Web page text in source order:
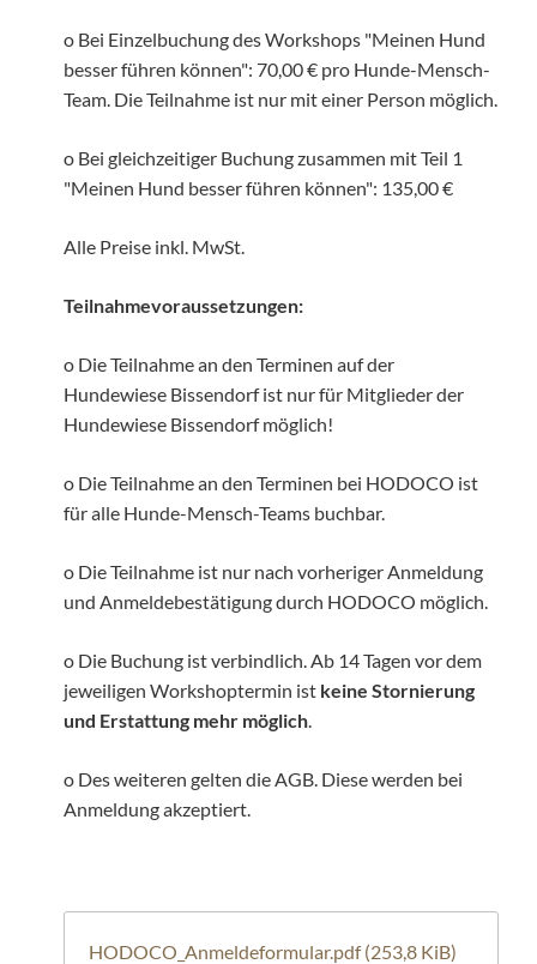
o Bei Einzelbuchung des Workshops "Meinen Hund
besser führen können": 70,00 € pro Hunde-Mensch-
Team. Die Teilnahme ist nur mit einer Person möglich.
o Bei gleichzeitiger Buchung zusammen mit Teil 1
"Meinen Hund besser führen können": 135,00 €
Alle Preise inkl. MwSt.
Teilnahmevoraussetzungen:
o Die Teilnahme an den Terminen auf der
Hundewiese Bissendorf ist nur für Mitglieder der
Hundewiese Bissendorf möglich!
o Die Teilnahme an den Terminen bei HODOCO ist
für alle Hunde-Mensch-Teams buchbar.
o Die Teilnahme ist nur nach vorheriger Anmeldung
und Anmeldebestätigung durch HODOCO möglich.
o Die Buchung ist verbindlich. Ab 14 Tagen vor dem
jeweiligen Workshoptermin ist keine Stornierung
und Erstattung mehr möglich
o Des weiteren gelten die AGB. Diese werden bei
Anmeldung akzeptiert.
HODOCO_Anmeldeformular.pdf(253,8 KiB)